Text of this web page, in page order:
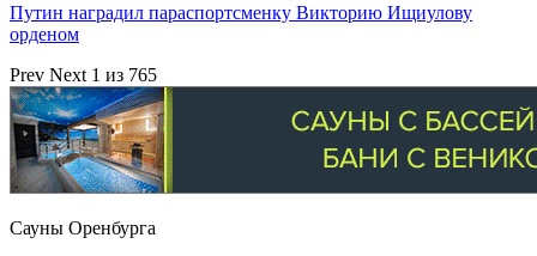
Путин наградил параспортсменку Викторию Ищиулову
орденом
Prev Next 1 из 765
Сауны Оренбурга